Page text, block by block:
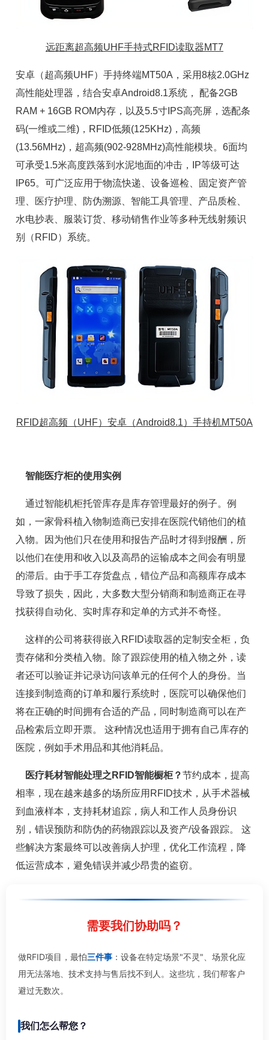
远距离超高频UHF手持式RFID读取器MT7
安卓（超高频UHF） 手持终端MT50A，采用8核2.0GHz
高性能处理器，结合安卓Android8.1系统， 配备2GB
RAM + 16GB ROM内存，以及5.5寸IPS高亮屏，选配条
码(一维或二维)，RFID低频(125KHz)， 高频
(13.56MHz)，超高频(902-928MHz)高性能模块。6面均
可承受1.5米高度跌落到水泥地面的冲击，IP等级可达
IP65。可广泛应用于物流快递、设备巡检、
固定资产管
理 、医疗护理、防伪溯源、 智能工具管理 、产品质检、
水电抄表、服装订货、移动销售作业等多种无线射频识
别（RFID）系统。
RFID超高频（UHF）安卓（Android8.1）手持机MT50A
智能医疗柜的使用实例
通过智能机柜托管库存是库存管理最好的例子。例
如，一家骨科植入物制造商已安排在医院代销他们的植
入物。因为他们只在使用和报告产品时才得到报酬，所
以他们在使用和收入以及高昂的运输成本之间会有明显
的滞后。由于手工存货盘点，错位产品和高额库存成本
导致了损失，因此，大多数大型分销商和制造商正在寻
找获得自动化、实时库存和定单的方式并不奇怪。
这样的公司将获得嵌入RFID读取器的定制安全柜，负
责存储和分类植入物。除了跟踪使用的植入物之外，读
者还可以验证并记录访问该单元的任何个人的身份。当
连接到制造商的订单和履行系统时，医院可以确保他们
将在正确的时间拥有合适的产品，同时制造商可以在产
品检索后立即开票。 这种情况也适用于拥有自己库存的
医院，例如手术用品和其他消耗品。
医疗耗材智能处理之RFID智能橱柜？节约成本，提高
相率，现在越来越多的场所应用RFID技术，从手术器械
到血液样本，支持耗材追踪，病人和工作人员身份识
别，错误预防和防伪的药物跟踪以及资产/设备跟踪。 这
些解决方案最终可以改善病人护理，优化工作流程，降
低运营成本，避免错误并减少昂贵的盗窃。
需要我们协助吗？
做RFID项目，最怕三件事 ：设备在特定场景"不灵"、场景化应
用无法落地、技术支持与售后找不到人。这些坑，我们帮客户
避过无数次。
我们怎么帮您？